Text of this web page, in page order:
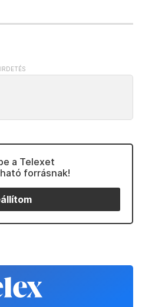
a Telexet
forrásnak!